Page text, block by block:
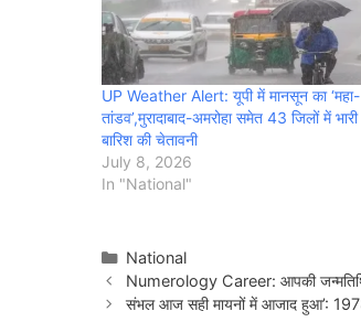
UP Weather Alert: यूपी में मानसून का ‘महा-
तांडव’,मुरादाबाद-अमरोहा समेत 43 जिलों में भारी
बारिश की चेतावनी
July 8, 2026
In "National"
Categories
National
Numerology Career: आपकी जन्मतिथि में
संभल आज सही मायनों में आजाद हुआ’: 1978